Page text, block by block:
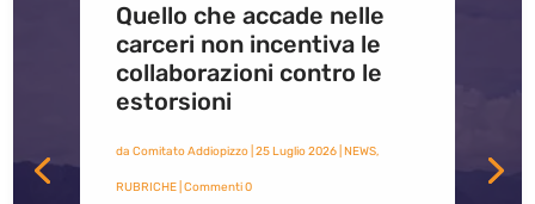
Quello che accade nelle
carceri non incentiva le
collaborazioni contro le
estorsioni
da Comitato Addiopizzo| 25 Luglio 2026| NEWS,
RUBRICHE| Commenti 0